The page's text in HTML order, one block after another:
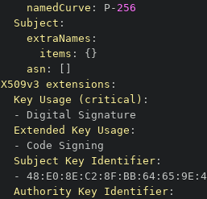
namedCurve : P- 256
Subject :
extraNames :
items : { }
asn :
X509v3 extensions :
Key Usage (critical) :
-
Extended Key Usage :
-
Subject Key Identifier:
-
48 : E0 : 8E : C2 : 8F : BB: 64: 65 : 9E :
Authority Key Identifier: